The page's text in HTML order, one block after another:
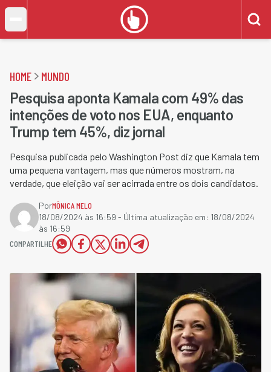
HOME MUNDO
Pesquisa aponta Kamala com 49% das
intenções de voto nos EUA, enquanto
Trump tem 45%, diz jornal
Pesquisa publicada pelo Washington Post diz que Kamala tem
uma pequena vantagem, mas que números mostram, na
verdade, que eleição vai ser acirrada entre os dois candidatos.
PorMÔNICA MELO
18/08/2024 às 16:59 - Última atualização em: 18/08/2024
às 16:59
COMPARTILHE